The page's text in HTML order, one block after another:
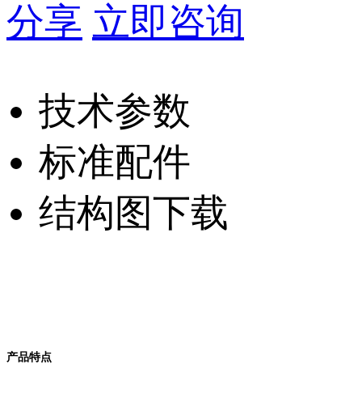
分享 立即咨询
技术参数
标准配件
结构图下载
产品特点